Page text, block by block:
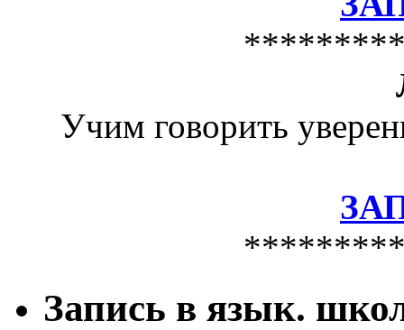
Учим говорить
Запись в язык.